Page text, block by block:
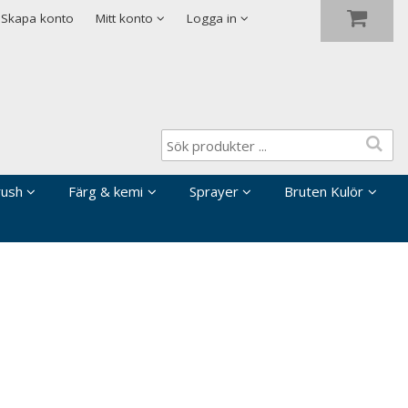
Skapa konto Mitt konto Logga in
Färg & kemi Sprayer
Bruten Kulör